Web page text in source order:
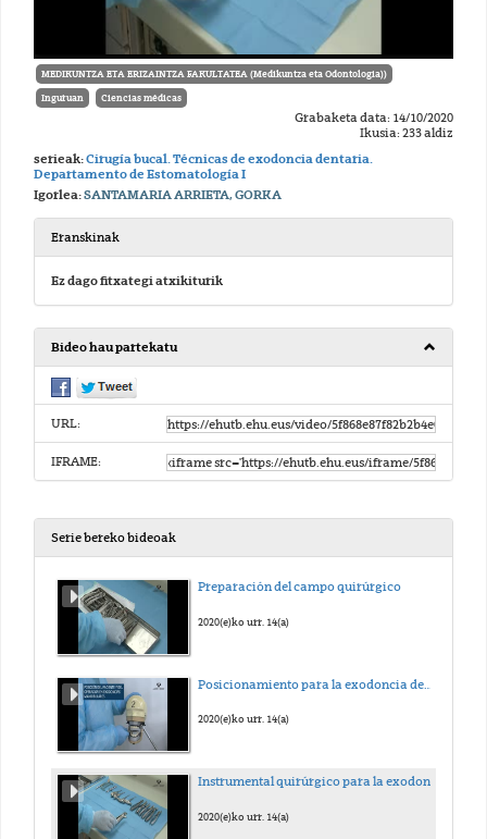
MEDIKUNTZA ETA ERIZAINTZA FAKULTATEA (Medikuntza eta Odontologia))
Inguruan Ciencias médicas
Grabaketa data: 14/10/2020
Ikusia: 233 aldiz
serieak:Cirugía bucal. Técnicas de exodoncia dentaria.
Departamento de Estomatología I
Igorlea:SANTAMARIA ARRIETA, GORKA
Eranskinak
Ez dago fitxategi atxikiturik
Bideo hau partekatu
URL:
IFRAME:
Serie bereko bideoak
Preparación del campo quirúrgico
2020(e)ko urr. 14(a)
2020(e)ko urr. 14(a)
2020(e)ko urr. 14(a)